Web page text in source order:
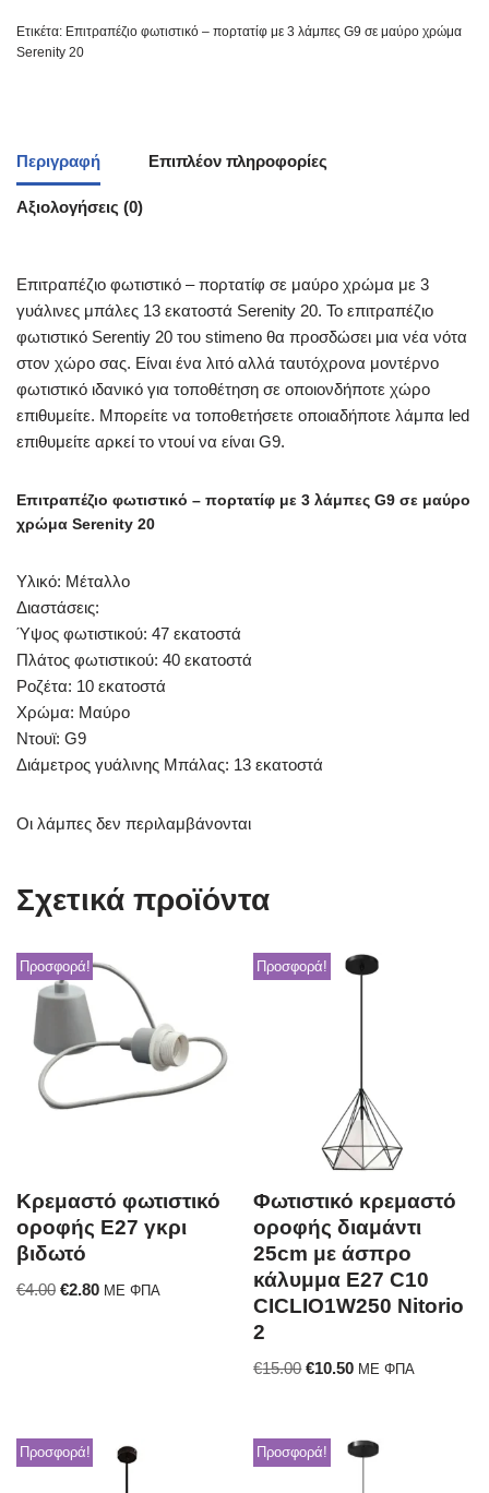
Ετικέτα: Επιτραπέζιο φωτιστικό – πορτατίφ με 3 λάμπες G9 σε μαύρο χρώμα
Serenity 20
Περιγραφή Επιπλέον πληροφορίες
Αξιολογήσεις (0)
Επιτραπέζιο φωτιστικό – πορτατίφ σε μαύρο χρώμα με 3
γυάλινες μπάλες 13 εκατοστά Serenity 20. Το επιτραπέζιο
φωτιστικό Serentiy 20 του stimeno θα προσδώσει μια νέα νότα
στον χώρο σας. Είναι ένα λιτό αλλά ταυτόχρονα μοντέρνο
φωτιστικό ιδανικό για τοποθέτηση σε οποιονδήποτε χώρο
επιθυμείτε. Μπορείτε να τοποθετήσετε οποιαδήποτε λάμπα led
επιθυμείτε αρκεί το ντουί να είναι G9.
Επιτραπέζιο φωτιστικό – πορτατίφ με 3 λάμπες G9 σε μαύρο
χρώμα Serenity 20
Υλικό: Μέταλλο
Διαστάσεις:
Ύψος φωτιστικού: 47 εκατοστά
Πλάτος φωτιστικού: 40 εκατοστά
Ροζέτα: 10 εκατοστά
Χρώμα: Μαύρο
Ντουϊ: G9
Διάμετρος γυάλινης Μπάλας: 13 εκατοστά
Οι λάμπες δεν περιλαμβάνονται
Σχετικά προϊόντα
Προσφορά!
Κρεμαστό φωτιστικό
οροφής Ε27 γκρι
βιδωτό
€4.00 €2.80 ΜΕ ΦΠΑ
Προσφορά!
Φωτιστικό κρεμαστό
οροφής διαμάντι
25cm με άσπρο
κάλυμμα E27 C10
CICLIO1W250 Nitorio
2
€15.00 €10.50 ΜΕ ΦΠΑ
Προσφορά! Προσφορά!